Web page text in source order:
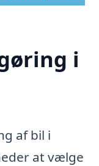
i
af bil i
at vælge